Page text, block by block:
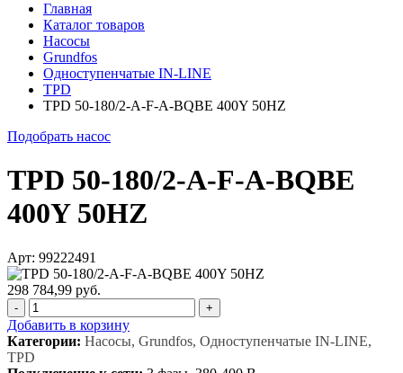
Главная
Каталог товаров
Насосы
Grundfos
Одноступенчатые IN-LINE
TPD
TPD 50-180/2-A-F-A-BQBE 400Y 50HZ
Подобрать насос
TPD 50-180/2-A-F-A-BQBE
400Y 50HZ
Арт: 99222491
298 784,99 руб.
- +
Добавить в корзину
Категории: Насосы, Grundfos, Одноступенчатые IN-LINE,
TPD